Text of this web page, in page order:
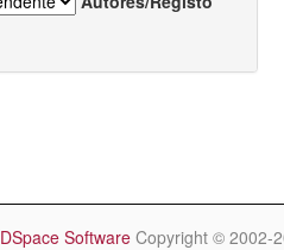
DSpace Software Copyright © 2002-